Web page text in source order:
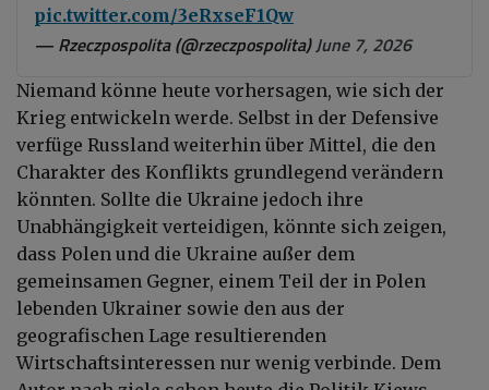
pic.twitter.com/3eRxseF1Qw
— Rzeczpospolita (@rzeczpospolita)June 7, 2026
Niemand könne heute vorhersagen, wie sich der
Krieg entwickeln werde. Selbst in der Defensive
verfüge Russland weiterhin über Mittel, die den
Charakter des Konflikts grundlegend verändern
könnten. Sollte die Ukraine jedoch ihre
Unabhängigkeit verteidigen, könnte sich zeigen,
dass Polen und die Ukraine außer dem
gemeinsamen Gegner, einem Teil der in Polen
lebenden Ukrainer sowie den aus der
geografischen Lage resultierenden
Wirtschaftsinteressen nur wenig verbinde. Dem